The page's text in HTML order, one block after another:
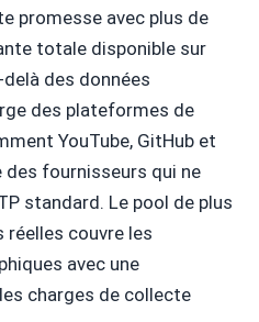
promesse avec plus de
totale disponible sur
delà des données
des plateformes de
YouTube, GitHub et
fournisseurs qui ne
standard. Le pool de plus
réelles couvre les
avec une
charges de collecte